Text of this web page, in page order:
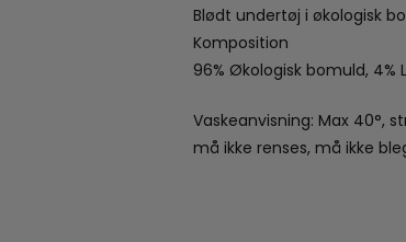
Blødt undertøj i økologisk
Komposition
96% Økologisk bomuld, 4%
Vaskeanvisning: Max 40°,
må ikke renses, må ikke